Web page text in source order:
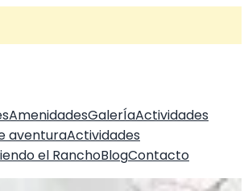
AmenidadesGalerÍaActividades
aventuraActividades
el RanchoBlogContacto